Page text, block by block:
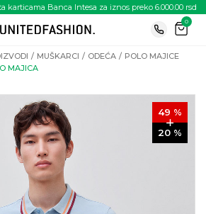
karticama Banca Intesa za iznos preko 6.000.00 rsd
0
MUŠKARCI ODEĆA
POLO MAJICE
MAJICA
49 %
20 %